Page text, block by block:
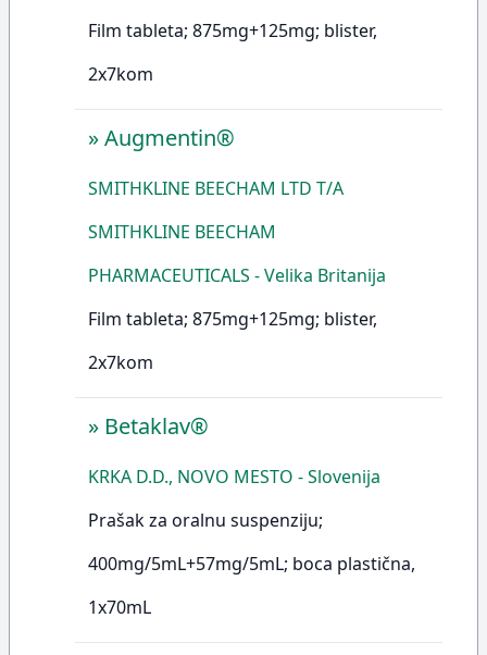
Film tableta; 875mg+125mg; blister,
2x7kom
»Augmentin®
SMITHKLINE BEECHAM LTD T/A
SMITHKLINE BEECHAM
PHARMACEUTICALS - Velika Britanija
Film tableta; 875mg+125mg; blister,
2x7kom
» Betaklav®
KRKA D.D., NOVO MESTO - Slovenija
Prašak za oralnu suspenziju;
400mg/5mL+57mg/5mL; boca plastična,
1x70mL